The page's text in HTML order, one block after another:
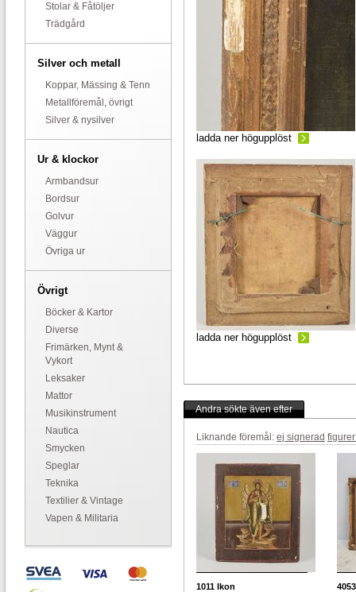
Stolar & Fåtöljer
Trädgård
Silver och metall
Koppar, Mässing & Tenn
Metallföremål, övrigt
Silver & nysilver
Ur & klockor
Armbandsur
Bordsur
Golvur
Väggur
Övriga ur
Övrigt
Böcker & Kartor
Diverse
Frimärken, Mynt &
Vykort
Leksaker
Mattor
Musikinstrument
Nautica
Smycken
Speglar
Teknika
Textilier & Vintage
Vapen & Militaria
ladda ner högupplöst
ladda ner högupplöst
Andra sökte även efter
Liknande föremål: ej signerad
1011 Ikon 4053